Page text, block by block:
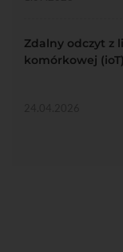
Zdalny odczyt z
komórkowej